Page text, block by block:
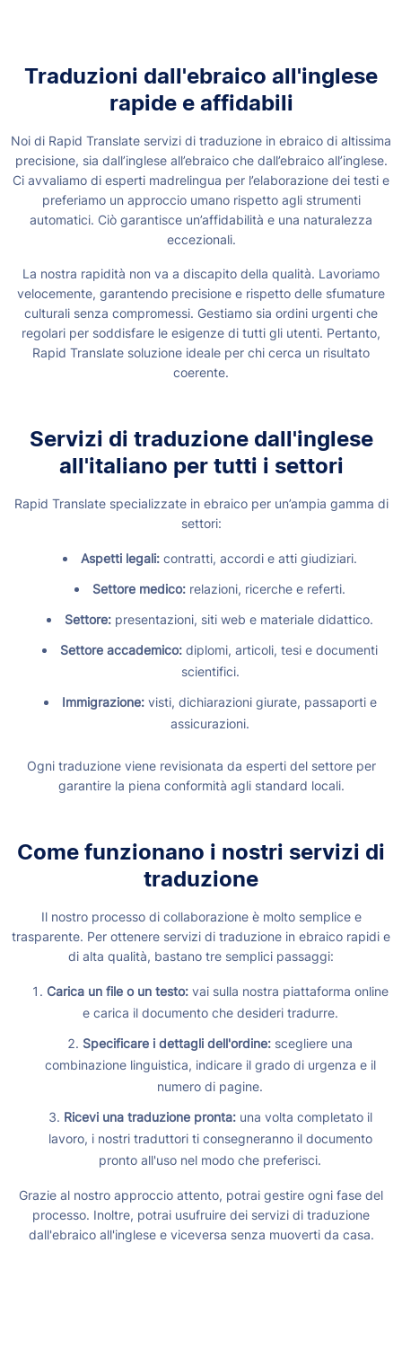
Traduzioni dall'ebraico all'inglese
rapide e affidabili
Noi di Rapid Translate servizi di traduzione in ebraico di altissima
precisione, sia dall’inglese all’ebraico che dall’ebraico all’inglese.
Ci avvaliamo di esperti madrelingua per l’elaborazione dei testi e
preferiamo un approccio umano rispetto agli strumenti
automatici. Ciò garantisce un’affidabilità e una naturalezza
eccezionali.
La nostra rapidità non va a discapito della qualità. Lavoriamo
velocemente, garantendo precisione e rispetto delle sfumature
culturali senza compromessi. Gestiamo sia ordini urgenti che
regolari per soddisfare le esigenze di tutti gli utenti. Pertanto,
Rapid Translate soluzione ideale per chi cerca un risultato
coerente.
Servizi di traduzione dall'inglese
all'italiano per tutti i settori
Rapid Translate specializzate in ebraico per un’ampia gamma di
settori:
Aspetti legali: contratti, accordi e atti giudiziari.
Settore medico: relazioni, ricerche e referti.
Settore: presentazioni, siti web e materiale didattico.
Settore accademico: diplomi, articoli, tesi e documenti
scientifici.
Immigrazione:visti, dichiarazioni giurate, passaporti e
assicurazioni.
Ogni traduzione viene revisionata da esperti del settore per
garantire la piena conformità agli standard locali.
Come funzionano i nostri servizi di
traduzione
Il nostro processo di collaborazione è molto semplice e
trasparente. Per ottenere servizi di traduzione in ebraico rapidi e
di alta qualità, bastano tre semplici passaggi:
Carica un file o un testo: vai sulla nostra piattaforma online
e carica il documento che desideri tradurre.
Specificare i dettagli dell'ordine: scegliere una
combinazione linguistica, indicare il grado di urgenza e il
numero di pagine.
Ricevi una traduzione pronta:una volta completato il
lavoro, i nostri traduttori ti consegneranno il documento
pronto all'uso nel modo che preferisci.
Grazie al nostro approccio attento, potrai gestire ogni fase del
processo. Inoltre, potrai usufruire dei servizi di traduzione
dall'ebraico all'inglese e viceversa senza muoverti da casa.